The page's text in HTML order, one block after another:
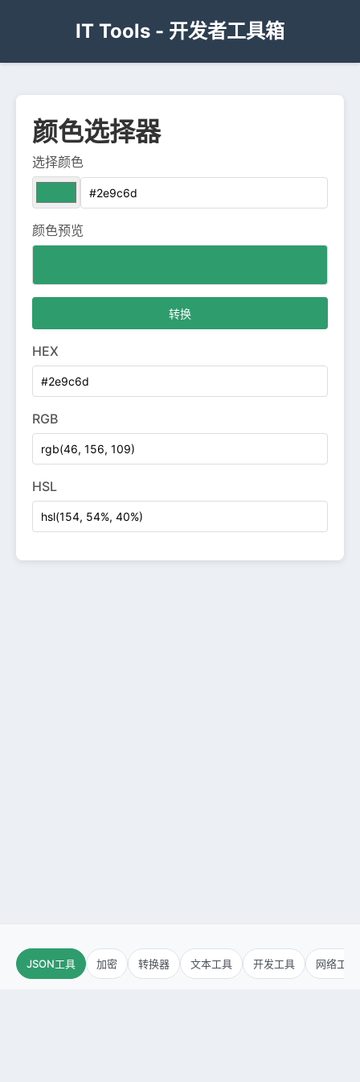
IT Tools - 开发者工具箱
颜色选择器
选择颜色
颜色预览
转换
HEX
RGB
HSL
JSON工具 加密 转换器 文本工具 开发工具 网络工具